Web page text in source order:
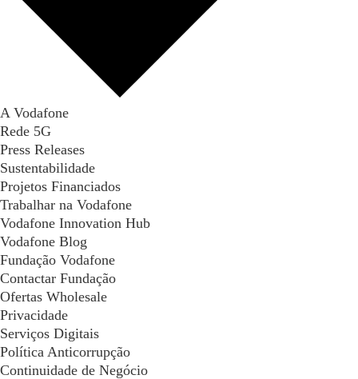
A Vodafone
Rede 5G
Press Releases
Sustentabilidade
Projetos Financiados
Trabalhar na Vodafone
Vodafone Innovation Hub
Vodafone Blog
Fundação Vodafone
Contactar Fundação
Ofertas Wholesale
Privacidade
Serviços Digitais
Política Anticorrupção
Continuidade de Negócio